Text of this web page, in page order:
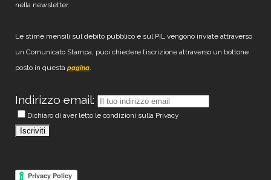
nella newsletter.
Le stime mensili sul debito pubblico e sul PIL vengono inviate attraverso
un Comunicato Stampa, puoi chiedere l’iscrizione attraverso un bottone
posto in questa pagina.
Indirizzo email:
Dichiaro di aver letto le condizioni sulla Privacy